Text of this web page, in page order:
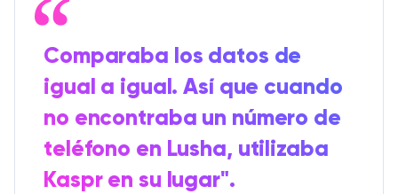
Comparaba los datos de
igual a igual. Así que cuando
no encontraba un número de
teléfono en Lusha, utilizaba
Kaspr en su lugar".